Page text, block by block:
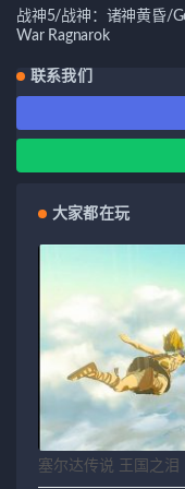
战神5/战神：诸神黄昏/
War Ragnarok
联系我们
大家都在玩
塞尔达传说 王国之泪